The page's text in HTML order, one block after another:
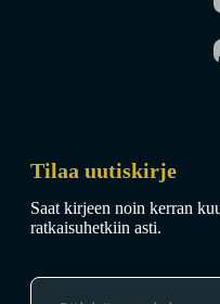
Tilaa uutiskirje
Saat kirjeen noin kerran
ratkaisuhetkiin asti.